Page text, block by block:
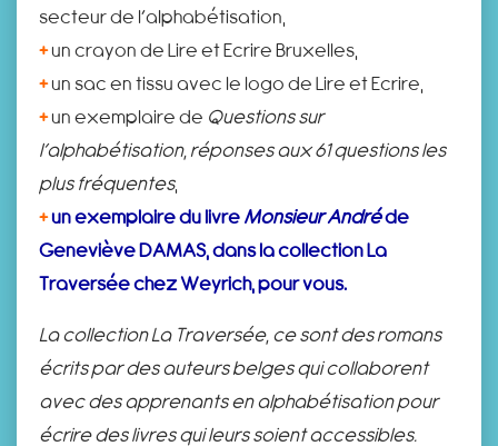
secteur de l’alphabétisation,
+un crayon de Lire et Ecrire Bruxelles,
+un sac en tissu avec le logo de Lire et Ecrire,
+un exemplaire de Questions sur
l’alphabétisation, réponses aux 61 questions les
plus fréquentes,
+un exemplaire du livre Monsieur Andréde
Geneviève DAMAS, dans la collection La
Traversée chez Weyrich, pour vous.
La collection La Traversée, ce sont des romans
écrits par des auteurs belges qui collaborent
avec des apprenants en alphabétisation pour
écrire des livres qui leurs soient accessibles.